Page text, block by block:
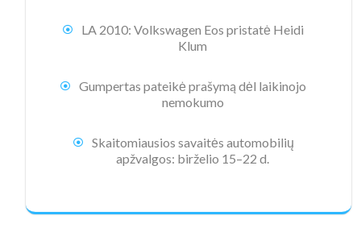
LA 2010: Volkswagen Eos pristatė Heidi
Klum
Gumpertas pateikė prašymą dėl laikinojo
nemokumo
Skaitomiausios savaitės automobilių
apžvalgos: birželio 15–22 d.